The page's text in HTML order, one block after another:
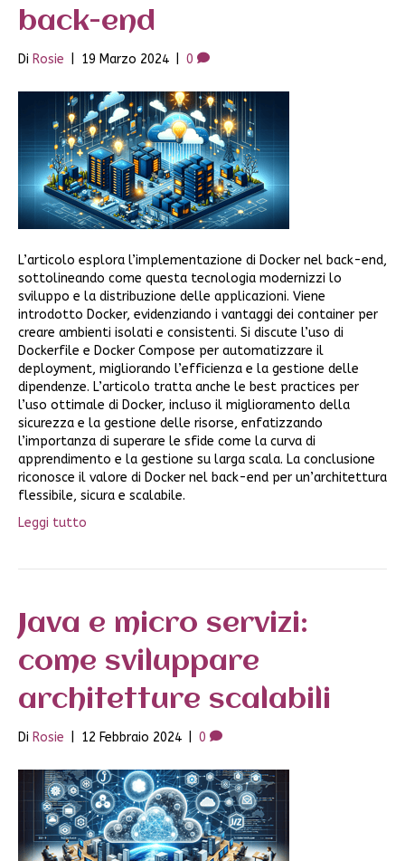
back-end
Di Rosie 19 Marzo 2024 0
L’articolo esplora l’implementazione di Docker nel back-end,
sottolineando come questa tecnologia modernizzi lo
sviluppo e la distribuzione delle applicazioni. Viene
introdotto Docker, evidenziando i vantaggi dei container per
creare ambienti isolati e consistenti. Si discute l’uso di
Dockerfile e Docker Compose per automatizzare il
deployment, migliorando l’efficienza e la gestione delle
dipendenze. L’articolo tratta anche le best practices per
l’uso ottimale di Docker, incluso il miglioramento della
sicurezza e la gestione delle risorse, enfatizzando
l’importanza di superare le sfide come la curva di
apprendimento e la gestione su larga scala. La conclusione
riconosce il valore di Docker nel back-end per un’architettura
flessibile, sicura e scalabile.
Leggi tutto
Java e micro servizi:
come sviluppare
architetture scalabili
Di Rosie 12 Febbraio 2024 0